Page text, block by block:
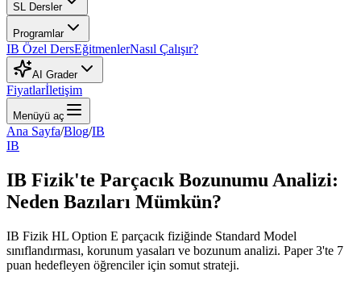
SL Dersler
Programlar
IB Özel DersEğitmenlerNasıl Çalışır?
AI Grader
Fiyatlarİletişim
Menüyü aç
Ana Sayfa/Blog/IB
IB
IB Fizik'te Parçacık Bozunumu Analizi:
Neden Bazıları Mümkün?
IB Fizik HL Option E parçacık fiziğinde Standard Model
sınıflandırması, korunum yasaları ve bozunum analizi. Paper 3'te 7
puan hedefleyen öğrenciler için somut strateji.